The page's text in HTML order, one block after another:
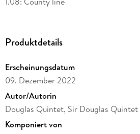
1.11: Que paso
1.12: Happy birhtday to Augie
1.14: She's About A Mover
1.15: Folsom Prison blues
1.16: I know you know
1.17: Orange blossom special
1.18: Heartaches by the number
2.01: Intro
Produktdetails
Erscheinungsdatum
09. Dezember 2022
Autor/Autorin
Douglas Quintet, Sir Douglas Quintet
Komponiert von